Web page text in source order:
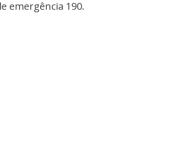
emergência 190.